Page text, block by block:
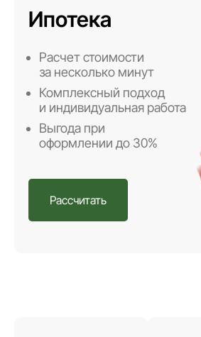
Ипотека
Расчет стоимости
за несколько минут
Комплексный подход
и индивидуальная работа
Выгода при
оформлении до 30%
Рассчитать